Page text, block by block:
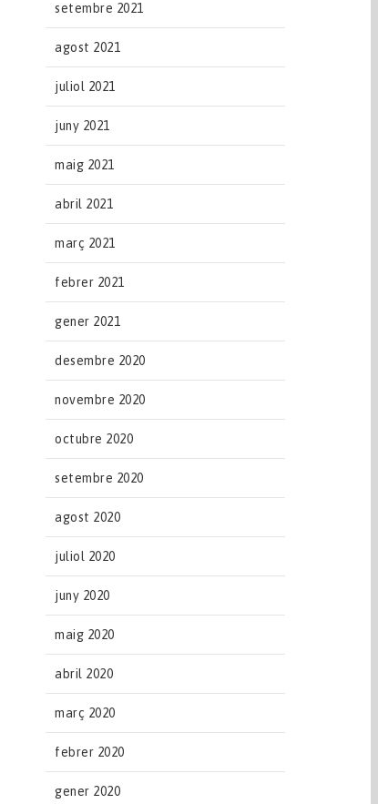
setembre 2021
agost 2021
juliol 2021
juny 2021
maig 2021
abril 2021
març 2021
febrer 2021
gener 2021
desembre 2020
novembre 2020
octubre 2020
setembre 2020
agost 2020
juliol 2020
juny 2020
maig 2020
abril 2020
març 2020
febrer 2020
gener 2020